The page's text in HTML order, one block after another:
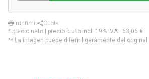
Imprimir
Cuota
* precio neto | precio bruto incl. 19% IVA.: 63,06 €
** La imagen puede diferir ligeramente del original.